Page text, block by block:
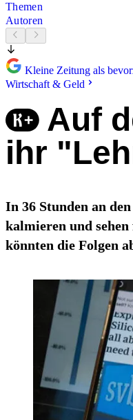
Themen
Autoren
Kleine Zeitung als
Wirtschaft & Geld
Auf
ihr
In 36 Stunden an
kalmieren und
könnten die Folgen